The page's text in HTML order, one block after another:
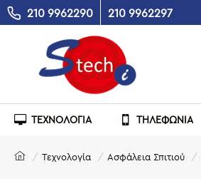
210 9962290 210 9962297
ΤΕΧΝΟΛΟΓΙΑ ΤΗΛΕΦΩΝΙΑ
Τεχνολογία Ασφάλεια Σπιτιού